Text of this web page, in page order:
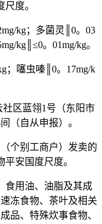
度。
kg；多菌灵║0。03
kg║≤0。01mg/kg。
噻虫嗪║0。17mg/k
区蓝翎1号（东阳市
（自从申报）。
个别工商户）发卖的
安国度尺度。
用油、油脂及其成
冻食物、茶叶及相关
品、特殊炊事食物、